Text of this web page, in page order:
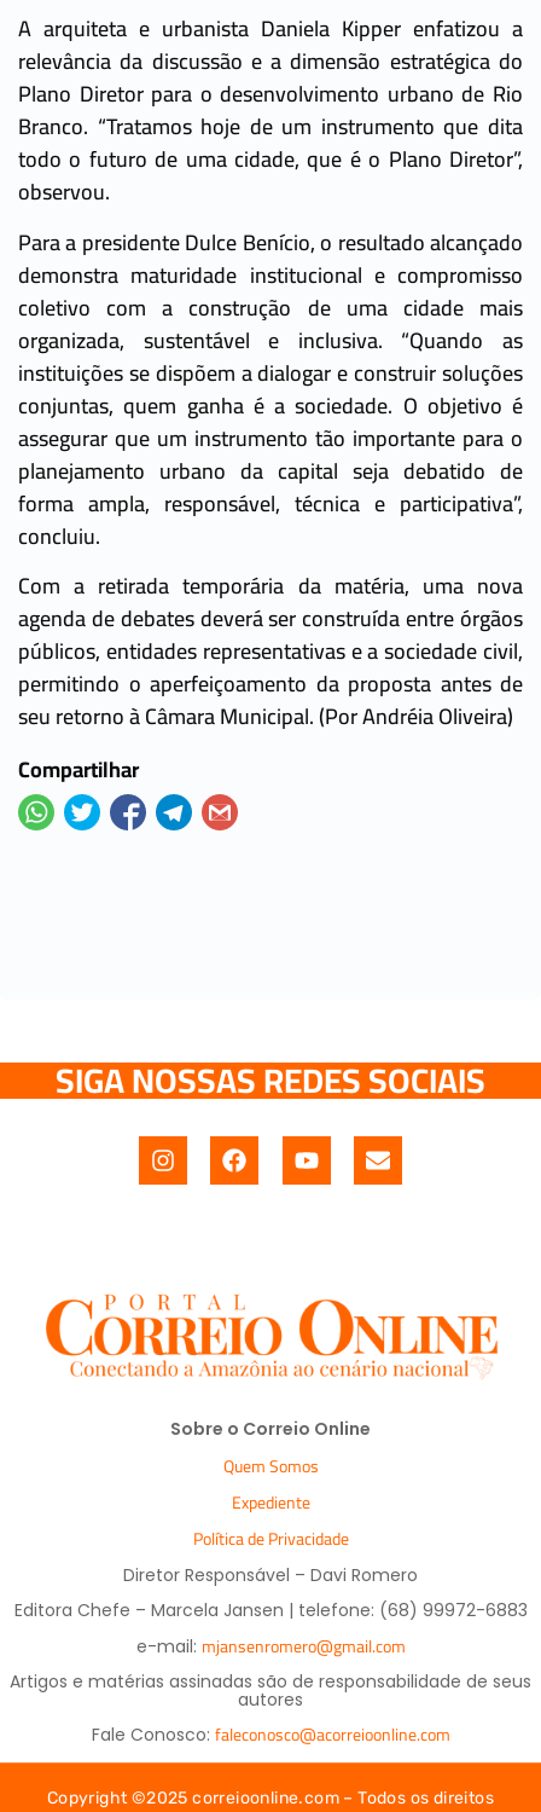
A arquiteta e urbanista Daniela Kipper enfatizou a
relevância da discussão e a dimensão estratégica do
Plano Diretor para o desenvolvimento urbano de Rio
Branco. “Tratamos hoje de um instrumento que dita
todo o futuro de uma cidade, que é o Plano Diretor”,
observou.
Para a presidente Dulce Benício, o resultado alcançado
demonstra maturidade institucional e compromisso
coletivo com a construção de uma cidade mais
organizada, sustentável e inclusiva. “Quando as
instituições se dispõem a dialogar e construir soluções
conjuntas, quem ganha é a sociedade. O objetivo é
assegurar que um instrumento tão importante para o
planejamento urbano da capital seja debatido de
forma ampla, responsável, técnica e participativa”,
concluiu.
Com a retirada temporária da matéria, uma nova
agenda de debates deverá ser construída entre órgãos
públicos, entidades representativas e a sociedade civil,
permitindo o aperfeiçoamento da proposta antes de
seu retorno à Câmara Municipal. (Por Andréia Oliveira)
Compartilhar
SIGA NOSSAS REDES SOCIAIS
Sobre o Correio Online
Quem Somos
Expediente
Política de Privacidade
Diretor Responsável – Davi Romero
Editora Chefe – Marcela Jansen | telefone: (68) 99972-6883
e-mail: mjansenromero@gmail.com
Artigos e matérias assinadas são de responsabilidade de seus
autores
Fale Conosco: faleconosco@acorreioonline.com
Copyright ©2025 correioonline.com – Todos os direitos